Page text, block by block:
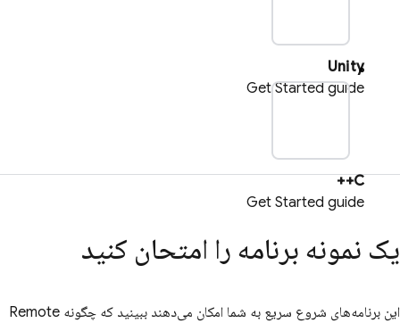
Unity
Get Started guide
C++
Get Started guide
یک نمونه برنامه را امتحان کنید
این برنامه‌های شروع سریع به شما امکان می‌دهند ببینید که چگونه Remote